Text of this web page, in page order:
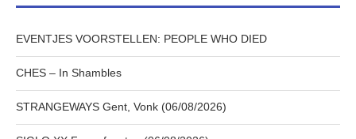
EVENTJES VOORSTELLEN: PEOPLE WHO DIED
CHES – In Shambles
STRANGEWAYS Gent, Vonk (06/08/2026)